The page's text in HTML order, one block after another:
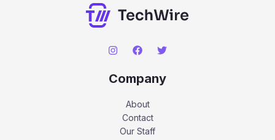
Company
About
Contact
Our Staff